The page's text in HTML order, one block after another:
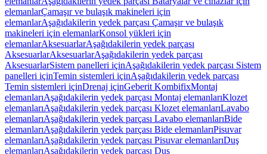
elemanlarÇamaşır ve bulaşık makineleri için
elemanlarAşağıdakilerin yedek parçası Çamaşır ve bulaşık
makineleri için elemanlarKonsol yükleri için
elemanlarAksesuarlarAşağıdakilerin yedek parçası
AksesuarlarAksesuarlarAşağıdakilerin yedek parçası
AksesuarlarSistem panelleri içinAşağıdakilerin yedek parçası Sistem
panelleri içinTemin sistemleri içinAşağıdakilerin yedek parçası
Temin sistemleri içinDrenaj içinGeberit KombifixMontaj
elemanlarıAşağıdakilerin yedek parçası Montaj elemanlarıKlozet
elemanlarıAşağıdakilerin yedek parçası Klozet elemanlarıLavabo
elemanlarıAşağıdakilerin yedek parçası Lavabo elemanlarıBide
elemanlarıAşağıdakilerin yedek parçası Bide elemanlarıPisuvar
elemanlarıAşağıdakilerin yedek parçası Pisuvar elemanlarıDuş
elemanlarıAşağıdakilerin yedek parçası Duş